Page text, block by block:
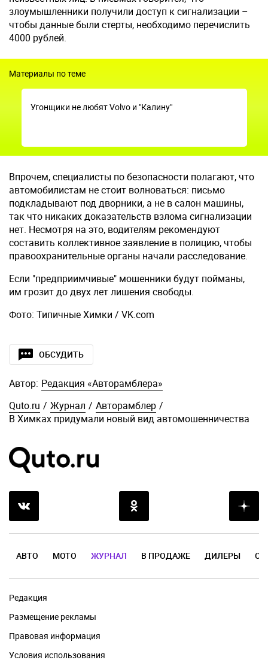
злоумышленники получили доступ к сигнализации –
чтобы данные были стерты, необходимо перечислить
4000 рублей.
Материалы по теме
Угонщики не любят Volvo и "Калину"
Впрочем, специалисты по безопасности полагают, что
автомобилистам не стоит волноваться: письмо
подкладывают под дворники, а не в салон машины,
так что никаких доказательств взлома сигнализации
нет. Несмотря на это, водителям рекомендуют
составить коллективное заявление в полицию, чтобы
правоохранительные органы начали расследование.
Если "предприимчивые" мошенники будут пойманы,
им грозит до двух лет лишения свободы.
Фото: Типичные Химки / VK.com
ОБСУДИТЬ
Автор: Редакция «Авторамблера»
Quto.ru / Журнал / Авторамблер /
В Химках придумали новый вид автомошенничества
АВТО МОТО ЖУРНАЛ В ПРОДАЖЕ ДИЛЕРЫ
Редакция
Размещение рекламы
Правовая информация
Условия использования